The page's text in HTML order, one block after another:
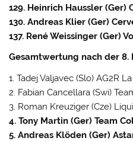
129. Heinrich Haussler (Ger)
130. Andreas Klier (Ger)
137. René Weissinger (Ger)
Gesamtwertung nach der 8.
1. Tadej Valjavec (Slo) AG2R
2. Fabian Cancellara (Swi)
3. Roman Kreuziger (Cze)
4. Tony Martin (Ger) Team
5. Andreas Klöden (Ger)